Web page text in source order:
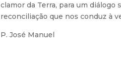
clamor da Terra, para um diálogo
reconciliação que nos conduz à
P. José Manuel